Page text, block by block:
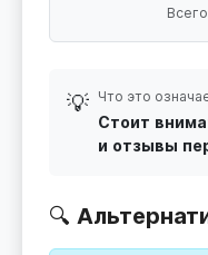
💡 Что это
Стоит
и отзывы
🔍